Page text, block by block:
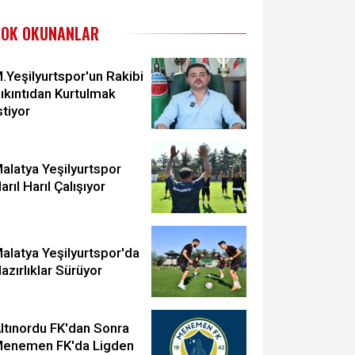
OKUNANLAR
Rakibi
Kurtulmak
Yeşilyurtspor
Harıl Çalışıyor
Yeşilyurtspor'da
Sürüyor
FK'dan Sonra
FK'da Ligden